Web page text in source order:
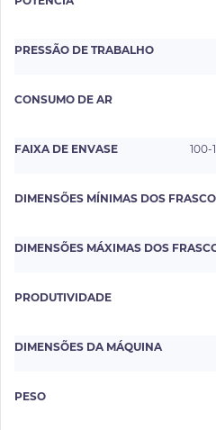
PRESSÃO DE TRABALHO
CONSUMO DE AR
FAIXA DE ENVASE 100-
DIMENSÕES MÍNIMAS DOS
DIMENSÕES MÁXIMAS DOS
PRODUTIVIDADE
DIMENSÕES DA MÁQUINA
PESO